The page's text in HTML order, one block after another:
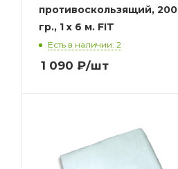
противоскользящий, 200
гр., 1 х 6 м. FIT
Есть в наличии: 2
1 090 ₽/шт